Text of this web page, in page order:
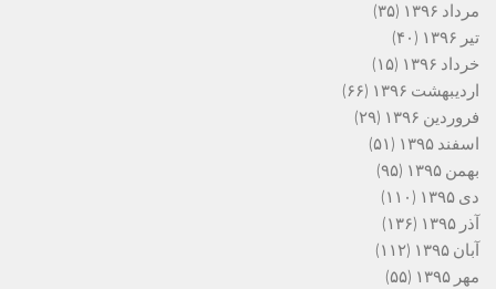
مرداد ۱۳۹۶
(۳۵)
تیر ۱۳۹۶
(۴۰)
خرداد ۱۳۹۶
(۱۵)
اردیبهشت ۱۳۹۶
(۶۶)
فروردین ۱۳۹۶
(۲۹)
اسفند ۱۳۹۵
(۵۱)
بهمن ۱۳۹۵
(۹۵)
دی ۱۳۹۵
(۱۱۰)
آذر ۱۳۹۵
(۱۳۶)
آبان ۱۳۹۵
(۱۱۲)
مهر ۱۳۹۵
(۵۵)